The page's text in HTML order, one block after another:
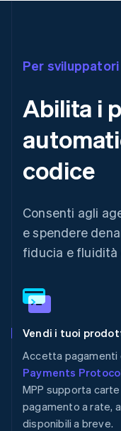
Per sviluppatori
Abilita i
codice
Consenti agli
e spendere
fiducia e fluidità
Vendi i tuoi
Accetta pagamenti
Payments
MPP supporta
pagamento a rate,
disponibili a breve.